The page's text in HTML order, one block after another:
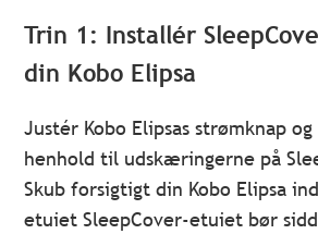
Trin 1: Installér
din Kobo Elipsa
Justér Kobo Elipsas strømknap
henhold til udskæringerne på
Skub forsigtigt din Kobo Elipsa
etuiet SleepCover-etuiet bør